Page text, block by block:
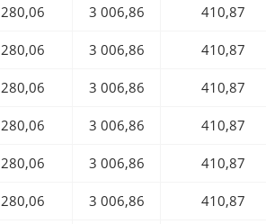
280,06 3 006,86 410,87
280,06 3 006,86 410,87
280,06 3 006,86 410,87
280,06 3 006,86 410,87
280,06 3 006,86 410,87
280,06 3 006,86 410,87